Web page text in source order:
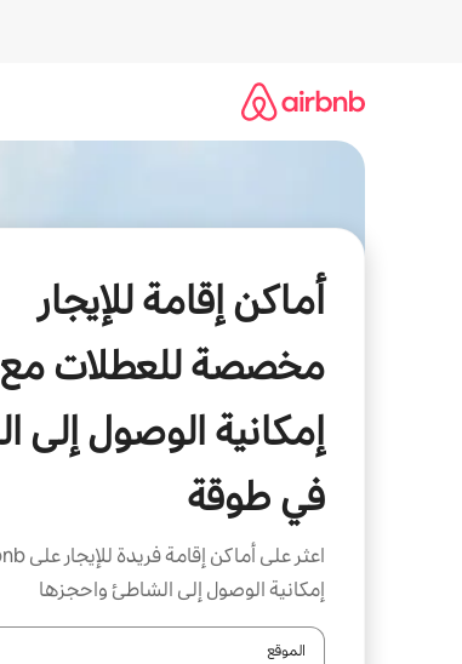
أماكن إقامة للإيجار
مخصصة للعطلات مع
إمكانية الوصول إلى
في طوقة
إمكانية الوصول إلى الشاطئ واحجزها
الموقع